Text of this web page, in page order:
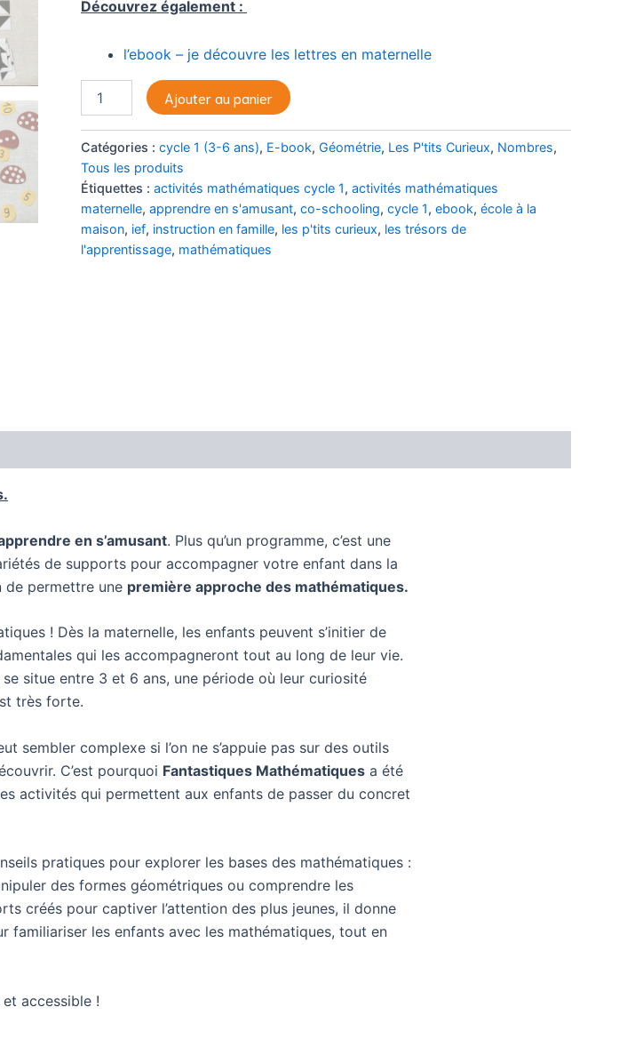
Découvrez également :
l’ebook – je découvre les lettres en maternelle
P'tits
Curieux
-
Fantastiques
mathématiques
(cycle
1)
Ajouter au panier
Catégories : cycle 1 (3-6 ans), E-book, Géométrie, Les P'tits Curieux, Nombres,
Tous les produits
Étiquettes : activités mathématiques cycle 1, activités mathématiques
maternelle, apprendre en s'amusant, co-schooling, cycle 1, ebook, école à la
maison, ief, instruction en famille, les p'tits curieux, les trésors de
l'apprentissage, mathématiques
en s’amusant. Plus qu’un programme, c’est une
de supports pour accompagner votre enfant dans la
de permettre une première approche des mathématiques.
! Dès la maternelle, les enfants peuvent s’initier de
qui les accompagneront tout au long de leur vie.
situe entre 3 et 6 ans, une période où leur curiosité
très forte.
sembler complexe si l’on ne s’appuie pas sur des outils
C’est pourquoi Fantastiques Mathématiques a été
activités qui permettent aux enfants de passer du concret
pratiques pour explorer les bases des mathématiques :
des formes géométriques ou comprendre les
créés pour captiver l’attention des plus jeunes, il donne
familiariser les enfants avec les mathématiques, tout en
et accessible !
!
de ton choix (ou
gratuitement ce
pour accompagner
en complément de
prise de tête !
les règles, libère la curiosité,
nous à la maison : l'IEF en toute
la politique de confidentialité